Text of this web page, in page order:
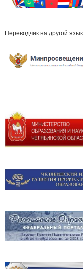
Переводчик на другой язык